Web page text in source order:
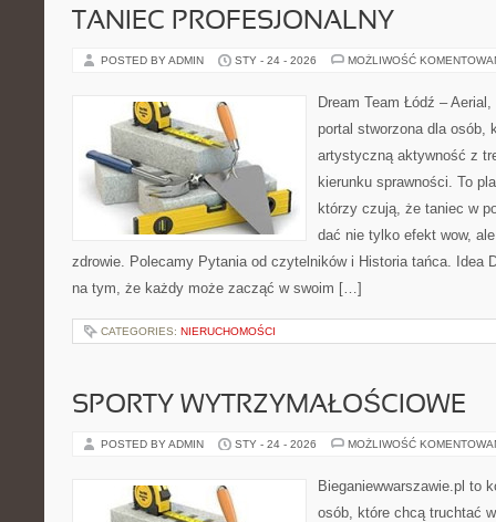
TANIEC PROFESJONALNY
POSTED BY ADMIN STY - 24 - 2026 MOŻLIWOŚĆ
Dream Team Łódź –
portal stworzona dla osób,
artystyczną aktywność z
kierunku sprawności. To
którzy czują, że taniec w
dać nie tylko efekt wow,
zdrowie. Polecamy Pytania od czytelników i Historia tańca. Idea
na tym, że każdy może zacząć w swoim […]
CATEGORIES: NIERUCHOMOŚCI
SPORTY WYTRZYMAŁOŚCIOWE
POSTED BY ADMIN STY - 24 - 2026 MOŻLIWOŚĆ
Bieganiewwarszawie.pl to
osób, które chcą truchtać